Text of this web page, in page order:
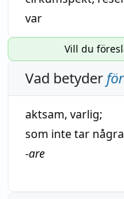
var
Vill du
Vad betyder
aktsam, varlig;
som inte tar
-are